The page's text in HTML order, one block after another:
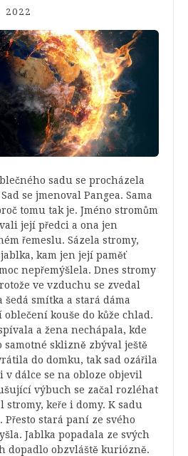
2022
sadu se procházela
se jmenoval Pangea. Sama
tomu tak je. Jméno stromům
její předci a ona jen
řemeslu. Sázela stromy,
kam jen její paměť
nepřemýšlela. Dnes stromy
ve vzduchu se zvedal
smítka a stará dáma
kouše do kůže chlad.
a žena nechápala, kde
samotné sklizně zbýval ještě
do domku, tak sad ozářila
v dálce se na obloze objevil
výbuch se začal rozléhat
stromy, keře i domy. K sadu
stará paní ze svého
Jablka popadala ze svých
dopadlo obzvláště kuriózně.